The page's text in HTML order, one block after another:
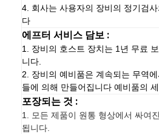
4. 회사는 사용자의 장비의 정기검
다
에프터 서비스 담보 :
1. 장비의 호스트 장치는 1년 무료
니다.
2. 장비의 예비품은 계속되는 무역
들에 의해 만들어집니다 예비품의
포장되는 것 :
1. 모든 제품이 원통 형상에서 싸여
됩니다.